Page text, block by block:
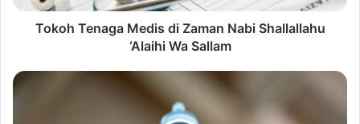
Tokoh Tenaga Medis di Zaman Nabi Shallallahu
‘Alaihi Wa Sallam